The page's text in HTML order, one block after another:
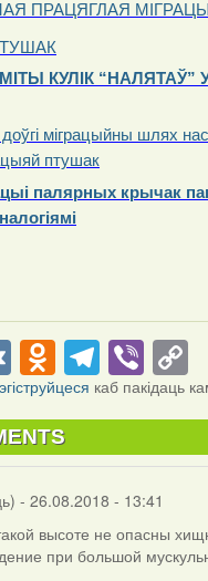
ПРАЦЯГЛАЯ
КУЛІК “НАЛЯТАЎ”
міграцыйны шлях
птушак
палярных крычак
VK Viber
каб пакідаць
- 26.08.2018 - 13:41
высоте не опасны
при большой